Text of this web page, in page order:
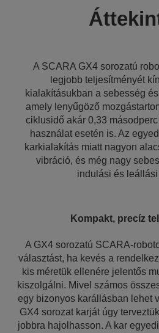
A SCARA GX4 sorozatú
legjobb teljesítményét
kialakításukban a sebesség
amely lenyűgöző
ciklusidő akár 0,33
használat esetén is. Az
karkialakítás miatt nagyon
vibráció, és még nagy
indulási és
Kompakt, precíz
A GX4 sorozatú SCARA-
választást, ha kevés a
kis méretük ellenére jelentős
kiszolgálni. Mivel számos
egy bizonyos karállásban lehet
GX4 sorozat karját úgy
jobbra hajolhasson. A kar